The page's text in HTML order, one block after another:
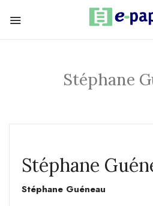
Stéphane
Stéphane
Stéphane Guéneau